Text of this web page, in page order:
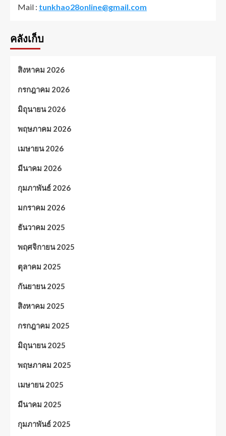
Mail : tunkhao28online@gmail.com
คลังเก็บ
สิงหาคม 2026
กรกฎาคม 2026
มิถุนายน 2026
พฤษภาคม 2026
เมษายน 2026
มีนาคม 2026
กุมภาพันธ์ 2026
มกราคม 2026
ธันวาคม 2025
พฤศจิกายน 2025
ตุลาคม 2025
กันยายน 2025
สิงหาคม 2025
กรกฎาคม 2025
มิถุนายน 2025
พฤษภาคม 2025
เมษายน 2025
มีนาคม 2025
กุมภาพันธ์ 2025